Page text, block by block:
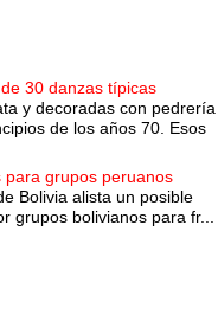
30 danzas típicas
y decoradas con pedrería
de los años 70. Esos
para grupos peruanos
Bolivia alista un posible
grupos bolivianos para fr...